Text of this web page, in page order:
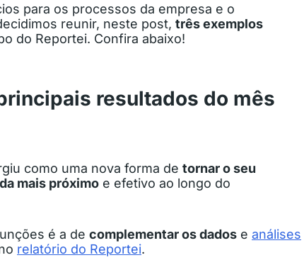
para os processos da empresa e o
reunir, neste post, três exemplos
do Reportei. Confira abaixo!
resultados do mês
como uma nova forma de tornar o seu
mais próximo e efetivo ao longo do
é a de complementar os dados e análises
relatório do Reportei.